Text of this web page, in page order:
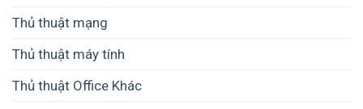
Thủ thuật mạng
Thủ thuật máy tính
Thủ thuật Office Khác